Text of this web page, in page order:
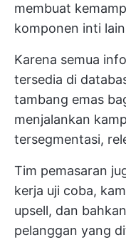
membuat
komponen inti
Karena semua
tersedia di
tambang emas
menjalankan
tersegmentasi,
Tim pemasaran
kerja uji coba,
upsell, dan
pelanggan yang